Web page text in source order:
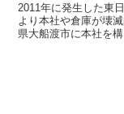
2011年に発生した東
より本社や倉庫が壊
県大船渡市に本社を